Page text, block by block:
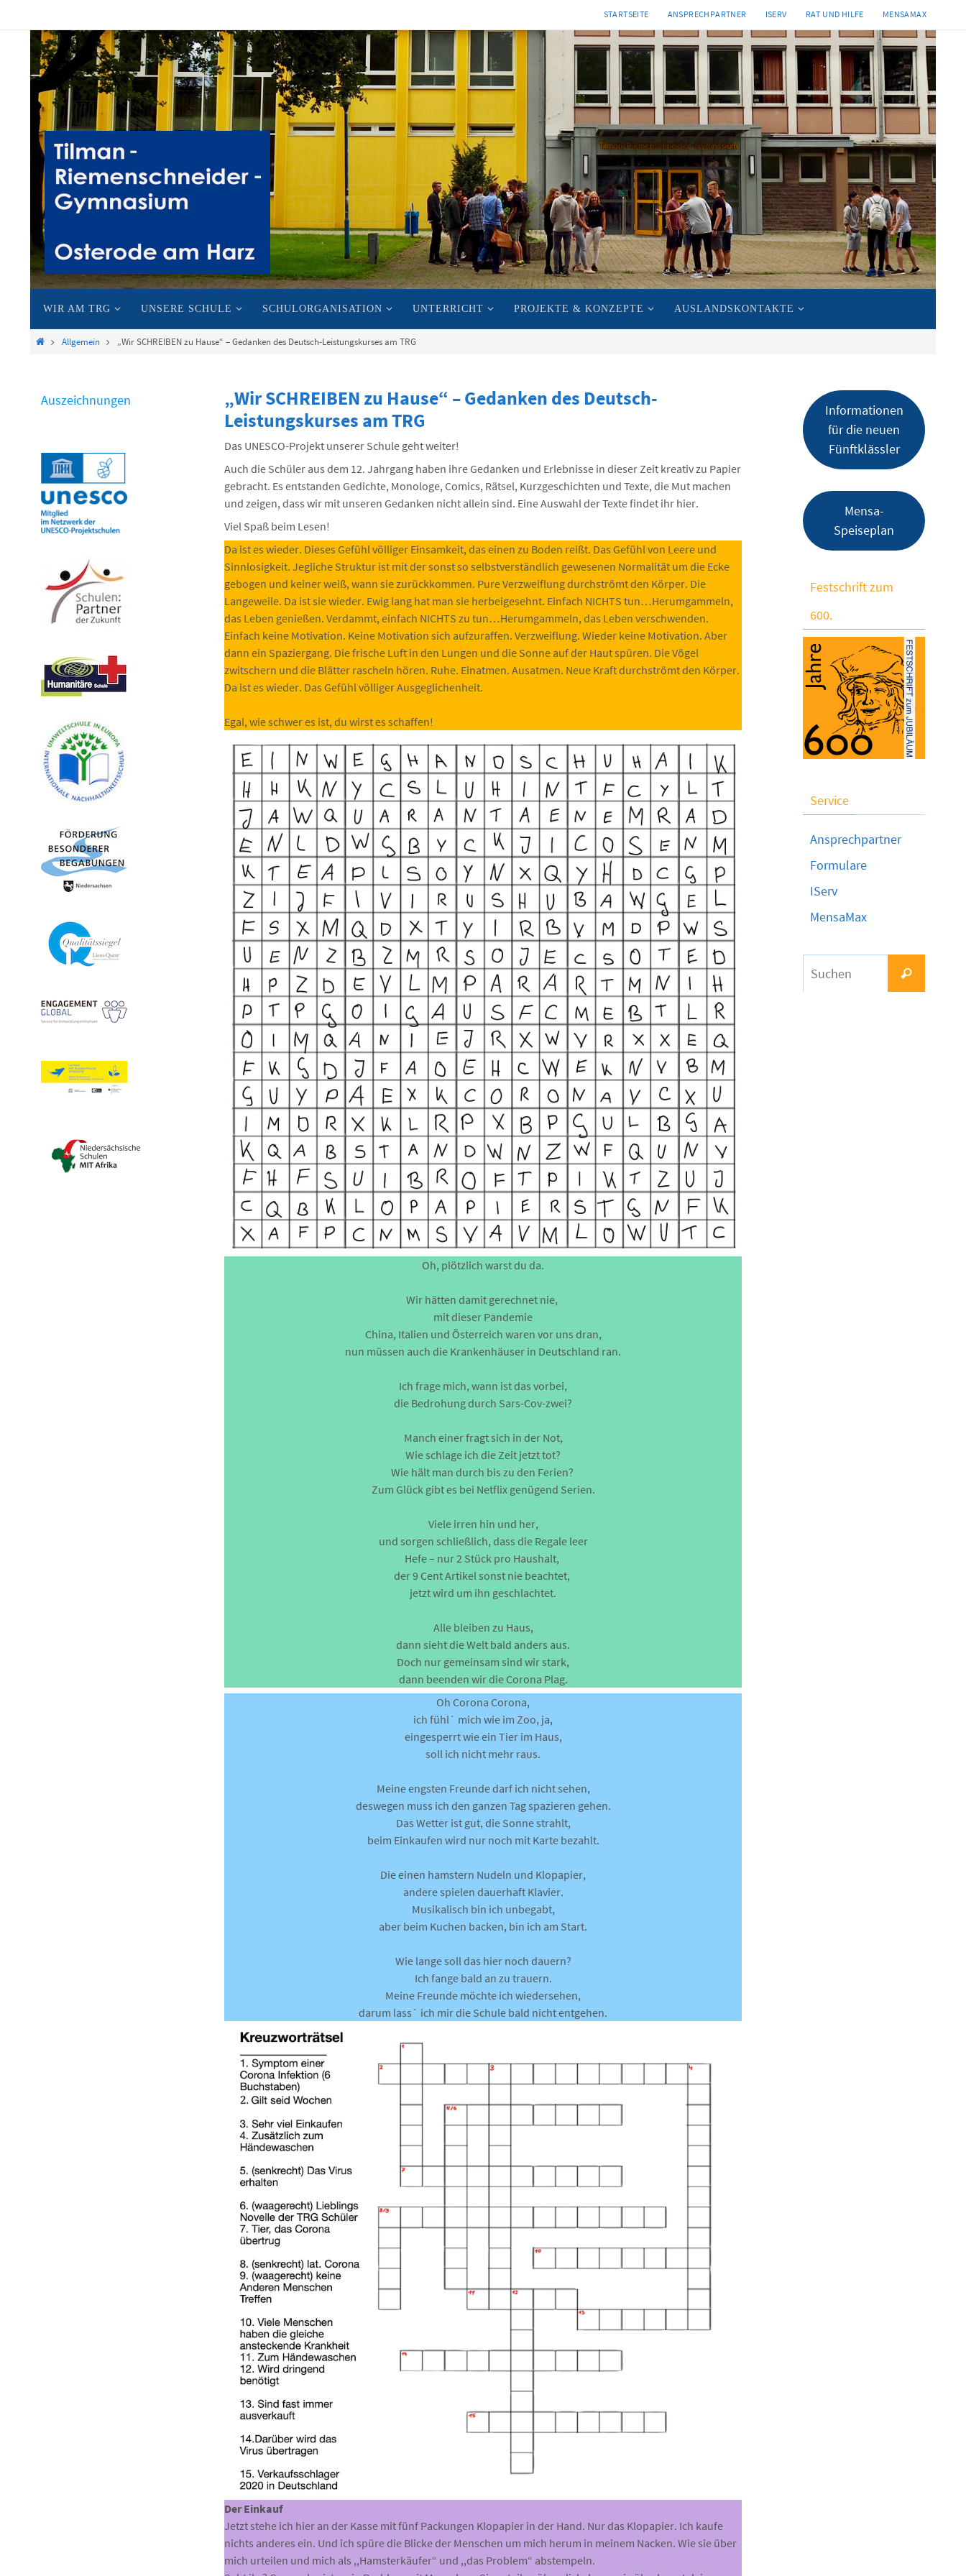
springen
STARTSEITE ANSPRECHPARTNER ISERV RAT UND HILFE MENSAMAX
Inhalt
WIR AM TRG UNSERE SCHULE SCHULORGANISATION UNTERRICHT PROJEKTE & KONZEPTE AUSLANDSKONTAKTE
StartAllgemein „Wir SCHREIBEN zu Hause“ – Gedanken des Deutsch-Leistungskurses am TRG
„Wir SCHREIBEN zu Hause“ – Gedanken des Deutsch-
Leistungskurses am TRG
Das UNESCO-Projekt unserer Schule geht weiter!
Auch die Schüler aus dem 12. Jahrgang haben ihre Gedanken und Erlebnisse in dieser Zeit kreativ zu Papier
gebracht. Es entstanden Gedichte, Monologe, Comics, Rätsel, Kurzgeschichten und Texte, die Mut machen
und zeigen, dass wir mit unseren Gedanken nicht allein sind. Eine Auswahl der Texte findet ihr hier.
Viel Spaß beim Lesen!
Da ist es wieder. Dieses Gefühl völliger Einsamkeit, das einen zu Boden reißt. Das Gefühl von Leere und
Sinnlosigkeit. Jegliche Struktur ist mit der sonst so selbstverständlich gewesenen Normalität um die Ecke
gebogen und keiner weiß, wann sie zurückkommen. Pure Verzweiflung durchströmt den Körper. Die
Langeweile. Da ist sie wieder. Ewig lang hat man sie herbeigesehnt. Einfach NICHTS tun…Herumgammeln,
das Leben genießen. Verdammt, einfach NICHTS zu tun…Herumgammeln, das Leben verschwenden.
Einfach keine Motivation. Keine Motivation sich aufzuraffen. Verzweiflung. Wieder keine Motivation. Aber
dann ein Spaziergang. Die frische Luft in den Lungen und die Sonne auf der Haut spüren. Die Vögel
zwitschern und die Blätter rascheln hören. Ruhe. Einatmen. Ausatmen. Neue Kraft durchströmt den Körper.
Da ist es wieder. Das Gefühl völliger Ausgeglichenheit.
Egal, wie schwer es ist, du wirst es schaffen!
Oh, plötzlich warst du da.
Wir hätten damit gerechnet nie,
mit dieser Pandemie
China, Italien und Österreich waren vor uns dran,
nun müssen auch die Krankenhäuser in Deutschland ran.
Ich frage mich, wann ist das vorbei,
die Bedrohung durch Sars-Cov-zwei?
Manch einer fragt sich in der Not,
Wie schlage ich die Zeit jetzt tot?
Wie hält man durch bis zu den Ferien?
Zum Glück gibt es bei Netflix genügend Serien.
Viele irren hin und her,
und sorgen schließlich, dass die Regale leer
Hefe – nur 2 Stück pro Haushalt,
der 9 Cent Artikel sonst nie beachtet,
jetzt wird um ihn geschlachtet.
Alle bleiben zu Haus,
dann sieht die Welt bald anders aus.
Doch nur gemeinsam sind wir stark,
dann beenden wir die Corona Plag.
Oh Corona Corona,
ich fühl` mich wie im Zoo, ja,
eingesperrt wie ein Tier im Haus,
soll ich nicht mehr raus.
Meine engsten Freunde darf ich nicht sehen,
deswegen muss ich den ganzen Tag spazieren gehen.
Das Wetter ist gut, die Sonne strahlt,
beim Einkaufen wird nur noch mit Karte bezahlt.
Die einen hamstern Nudeln und Klopapier,
andere spielen dauerhaft Klavier.
Musikalisch bin ich unbegabt,
aber beim Kuchen backen, bin ich am Start.
Wie lange soll das hier noch dauern?
Ich fange bald an zu trauern.
Meine Freunde möchte ich wiedersehen,
darum lass` ich mir die Schule bald nicht entgehen.
Der Einkauf
Jetzt stehe ich hier an der Kasse mit fünf Packungen Klopapier in der Hand. Nur das Klopapier. Ich kaufe
nichts anderes ein. Und ich spüre die Blicke der Menschen um mich herum in meinem Nacken. Wie sie über
mich urteilen und mich als ,,Hamsterkäufer“ und ,,das Problem“ abstempeln.
Auszeichnungen
Informationen
für die neuen
Fünftklässler
Mensa-
Speiseplan
Festschrift zum
600.
Service
Ansprechpartner
Formulare
IServ
MensaMax
Suchen